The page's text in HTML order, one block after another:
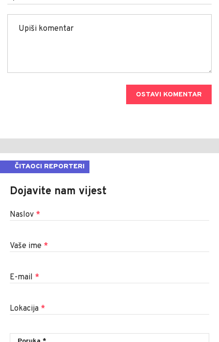
OSTAVI KOMENTAR
ČITAOCI REPORTERI
Dojavite nam vijest
Naslov *
Vaše ime *
E-mail *
Lokacija *